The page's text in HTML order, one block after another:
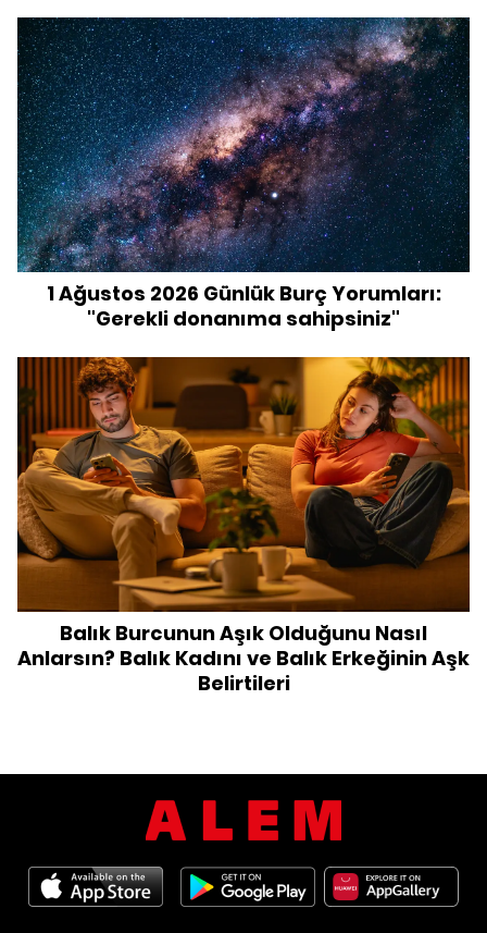
1 Ağustos 2026 Günlük Burç Yorumları:
"Gerekli donanıma sahipsiniz"
Balık Burcunun Aşık Olduğunu Nasıl
Anlarsın? Balık Kadını ve Balık Erkeğinin Aşk
Belirtileri